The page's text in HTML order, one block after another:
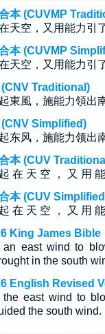
本 (CUVMP
天空，又用能力引
本 (CUVMP
天空，又用能力引
Traditional)
東風，施能力領出
Simplified)
东风，施能力领出
本 (CUV
在 天 空 ， 又 用
本 (CUV
在 天 空 ， 又 用
King James Bible
an east wind to
in the south
English Revised
the east wind to
the south wind.